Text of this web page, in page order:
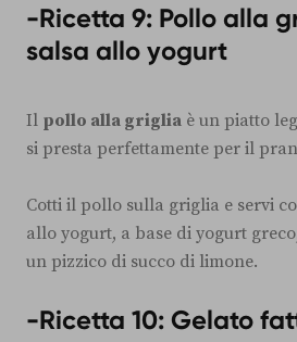
-Ricetta 9: Pollo alla
salsa allo yogurt
Il pollo alla griglia è un piatto
si presta perfettamente per il
Cotti il pollo sulla griglia e servi
allo yogurt, a base di yogurt
un pizzico di succo di limone.
-Ricetta 10: Gelato